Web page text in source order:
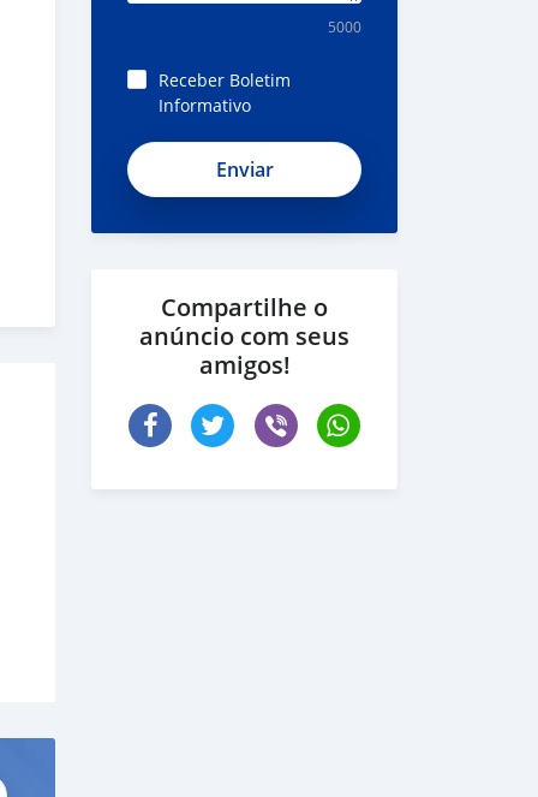
5000
Receber Boletim
Informativo
SLDJvJDwsf_vskh5fGrM
Compartilhe o
anúncio com seus
amigos!